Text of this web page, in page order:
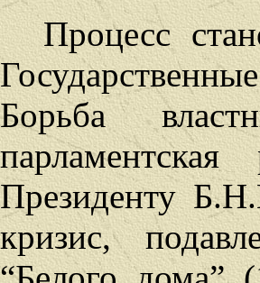
Процесс
Борьба
Президенту
кризис,